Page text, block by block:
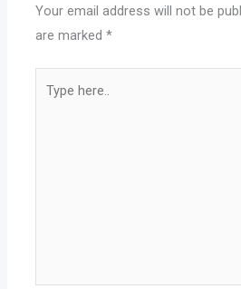
Your email address will not be
are marked*
here..